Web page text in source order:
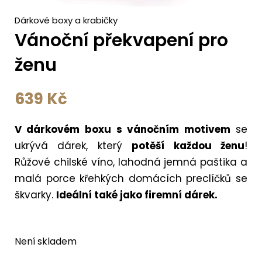
Dárkové boxy a krabičky
Vánoční překvapení pro
ženu
639 Kč
V dárkovém boxu s vánočním motivem se
ukrývá dárek, který potěší každou ženu!
Růžové chilské víno, lahodná jemná paštika a
malá porce křehkých domácích preclíčků se
škvarky. Ideální také jako firemní dárek.
Není skladem